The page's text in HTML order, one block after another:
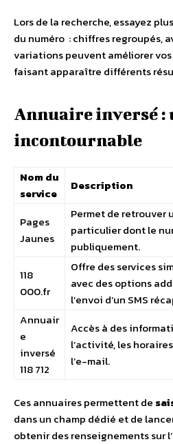
Lors de la recherche, essayez
du numéro : chiffres regroupés,
variations peuvent améliorer
faisant apparaître différents
Annuaire inversé :
incontournable
Nom du
service
Description
Pages
Jaunes
Permet de retrouver
particulier dont le
publiquement.
118
000.fr
Offre des services
avec des options
l’envoi d’un SMS
Annuair
e
inversé
118 712
Accès à des
l’activité, les
l’e-mail.
Ces annuaires permettent de
dans un champ dédié et de
obtenir des renseignements sur